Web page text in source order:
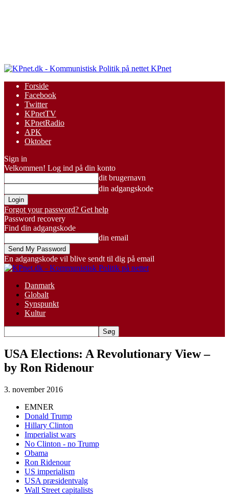
KPnet
Forside
Facebook
Twitter
KPnetTV
KPnetRadio
APK
Oktober
Sign in
Velkommen! Log ind på din konto
dit brugernavn
din adgangskode
Forgot your password? Get help
Password recovery
Find din adgangskode
din email
En adgangskode vil blive sendt til dig på email
Danmark
Globalt
Synspunkt
Kultur
USA Elections: A Revolutionary View –
by Ron Ridenour
3. november 2016
EMNER
Donald Trump
Hillary Clinton
Imperialist wars
No Clinton - no Trump
Obama
Ron Ridenour
US imperialism
USA præsidentvalg
Wall Street capitalists